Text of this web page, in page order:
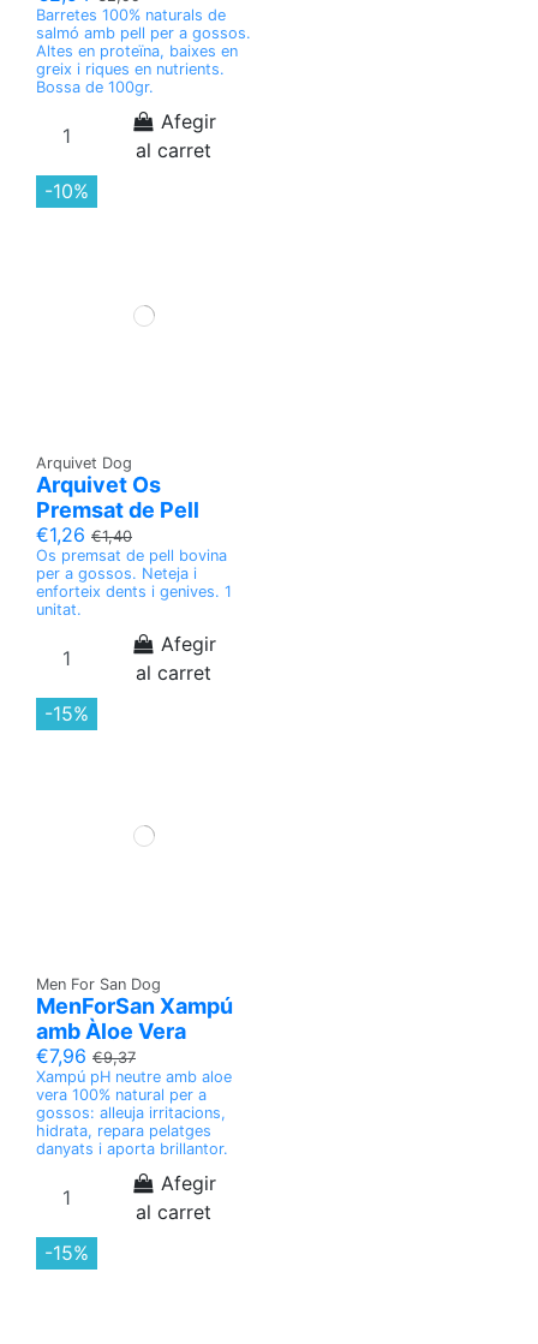
Barretes 100% naturals de
salmó amb pell per a gossos.
Altes en proteïna, baixes en
greix i riques en nutrients.
Bossa de 100gr.
Afegir
al carret
-10%
Arquivet Dog
Arquivet Os
Premsat de Pell
€1,26 €1,40
Os premsat de pell bovina
per a gossos. Neteja i
enforteix dents i genives. 1
unitat.
Afegir
al carret
-15%
Men For San Dog
MenForSan Xampú
amb Àloe Vera
€7,96 €9,37
Xampú pH neutre amb aloe
vera 100% natural per a
gossos: alleuja irritacions,
hidrata, repara pelatges
danyats i aporta brillantor.
Afegir
al carret
-15%